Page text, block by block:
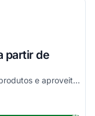
partir de
Garanta seus descontos nessa lista de produtos e aproveite para economizar agora mesmo! Válido para todo o site exceto em produtos com o selo "Estou Zerado"